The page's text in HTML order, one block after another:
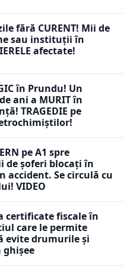
fără CURENT! Mii de
sau instituții în
afectate!
în Prundu! Un
ani a MURIT în
TRAGEDIE pe
pe A1 spre
de șoferi blocați în
accident. Se circulă cu
VIDEO
certificate fiscale în
care le permite
evite drumurile și
ghișee